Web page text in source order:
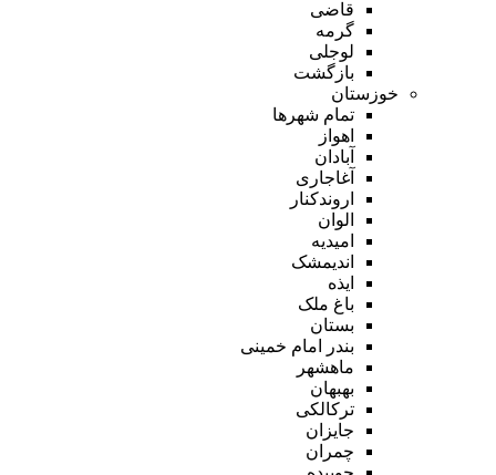
قاضی
گرمه
لوجلی
بازگشت
خوزستان
تمام شهر‌ها
اهواز
آبادان
آغاجاری
اروندکنار
الوان
امیدیه
اندیمشک
ایذه
باغ ملک
بستان
بندر امام خمینی
ماهشهر
بهبهان
ترکالکی
جایزان
چمران